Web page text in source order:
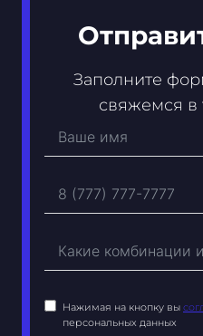
Заполните
свяжемся в
Нажимая на кнопку вы
персональных данных